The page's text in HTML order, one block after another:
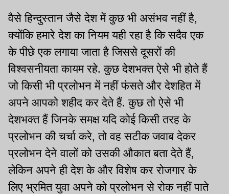
वैसे हिन्दुस्तान जैसे देश में कुछ भी असंभव नहीं है,
क्योंकि हमारे देश का नियम यही रहा है कि सदैव एक
के पीछे एक लगाया जाता है जिससे दूसरों की
विश्वसनीयता कायम रहे. कुछ देशभक्त ऐसे भी होते हैं
जो किसी भी प्रलोभन में नहीं फंसते और देशहित में
अपने आपको शहीद कर देते हैं. कुछ तो ऐसे भी
देशभक्त हैं जिनके समक्ष यदि कोई किसी तरह के
प्रलोभन की चर्चा करे, तो वह सटीक जवाब देकर
प्रलोभन देने वालों को उसकी औकात बता देते हैं,
लेकिन अपने ही देश के और विशेष कर रोजगार के
लिए भ्रमित युवा अपने को प्रलोभन से रोक नहीं पाते